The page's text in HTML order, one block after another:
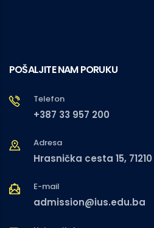
POŠALJITE NAM PORUKU
Telefon
+387 33 957 200
Adresa
Hrasnička cesta 15,
E-mail
admission@ius.edu.ba